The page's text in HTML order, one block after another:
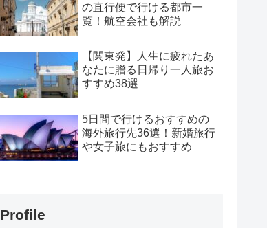
の直行便で行ける都市一
覧！航空会社も解説
【関東発】人生に疲れたあ
なたに贈る日帰り一人旅お
すすめ38選
5日間で行けるおすすめの
海外旅行先36選！新婚旅行
や女子旅にもおすすめ
Profile